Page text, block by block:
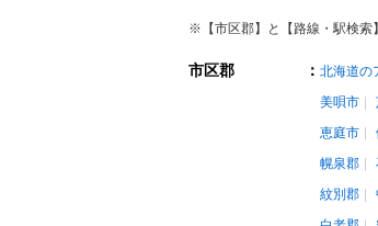
※【市区郡】と【路線・駅検索
市区郡 ： 北海道の
美唄市
恵庭市
幌泉郡
紋別郡